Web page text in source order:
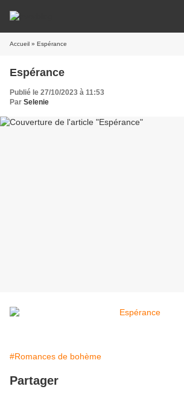
Accueil » Espérance
Espérance
Publié le 27/10/2023 à 11:53
Par Selenie
#Romances de bohème
Partager